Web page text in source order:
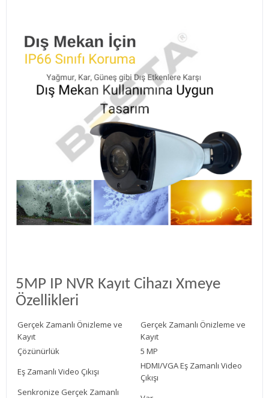
5MP IP NVR Kayıt Cihazı Xmeye
Özellikleri
Gerçek Zamanlı Önizleme ve
Kayıt
Gerçek Zamanlı Önizleme ve
Kayıt
Çözünürlük
5 MP
Eş Zamanlı Video Çıkışı
HDMI/VGA Eş Zamanlı Video
Çıkışı
Senkronize Gerçek Zamanlı